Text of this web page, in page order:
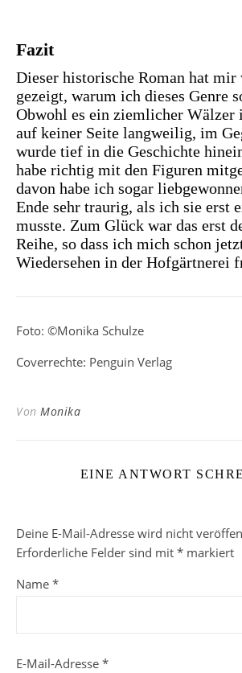
Fazit
Dieser historische Roman hat mir
gezeigt, warum ich dieses Genre
Obwohl es ein ziemlicher Wälzer
auf keiner Seite langweilig, im
wurde tief in die Geschichte
habe richtig mit den Figuren
davon habe ich sogar
Ende sehr traurig, als ich sie erst
musste. Zum Glück war das erst
Reihe, so dass ich mich schon
Wiedersehen in der Hofgärtnerei
Foto: ©Monika Schulze
Coverrechte: Penguin Verlag
Von Monika
EINE ANTWORT
Deine E-Mail-Adresse wird nicht
Erforderliche Felder sind mit * markiert
Name *
E-Mail-Adresse *